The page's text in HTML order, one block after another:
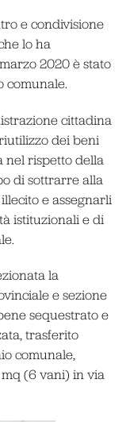
e condivisione
lo ha
2020 è stato
comunale.
cittadina
dei beni
nel rispetto della
di sottrarre alla
e assegnarli
istituzionali e di
la
e sezione
sequestrato e
trasferito
comunale,
(6 vani) in via